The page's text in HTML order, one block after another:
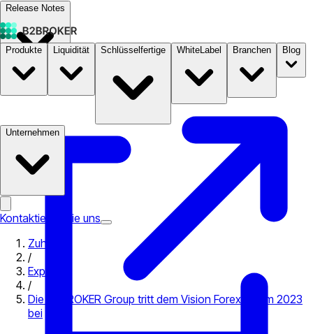
Release Notes
Dokumentation B2STORE
Produkte Liquidität Schlüsselfertige WhiteLabel Branchen Blog
Unternehmen
Kontaktieren Sie uns
Zuhause
/
Expo
/
Die B2BROKER Group tritt dem Vision Forex Forum 2023
bei